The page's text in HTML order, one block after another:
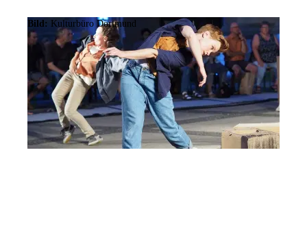
Bild: Kulturbüro Dortmund